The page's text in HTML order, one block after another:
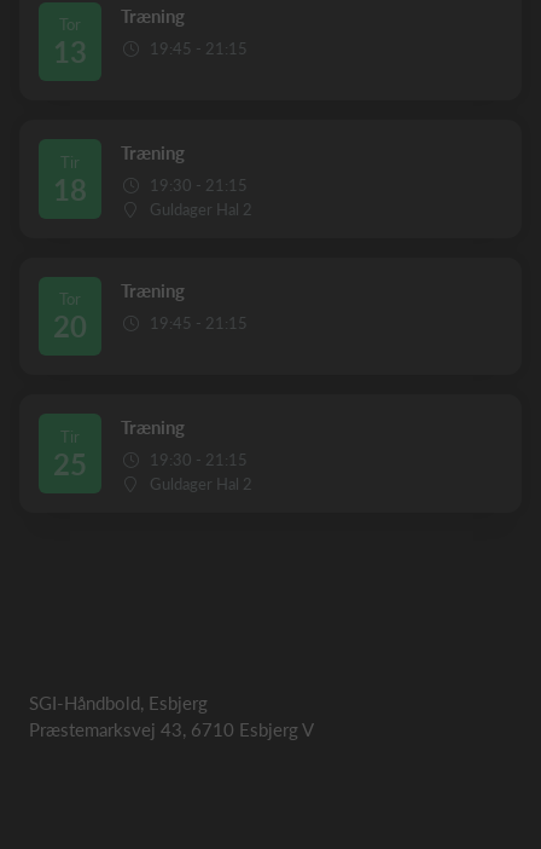
Tor
13
Træning
19:45 - 21:15
Tir
18
Træning
19:30 - 21:15
Guldager Hal 2
Tor
20
Træning
19:45 - 21:15
Tir
25
Træning
19:30 - 21:15
Guldager Hal 2
SGI-Håndbold, Esbjerg
Præstemarksvej 43, 6710 Esbjerg V